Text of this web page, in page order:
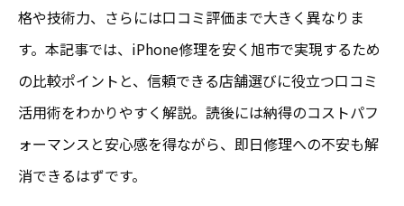
格や技術力、さらには口コミ評価まで大きく異なりま
す。本記事では、iPhone修理を安く旭市で実現するため
の比較ポイントと、信頼できる店舗選びに役立つ口コミ
活用術をわかりやすく解説。読後には納得のコストパフ
ォーマンスと安心感を得ながら、即日修理への不安も解
消できるはずです。